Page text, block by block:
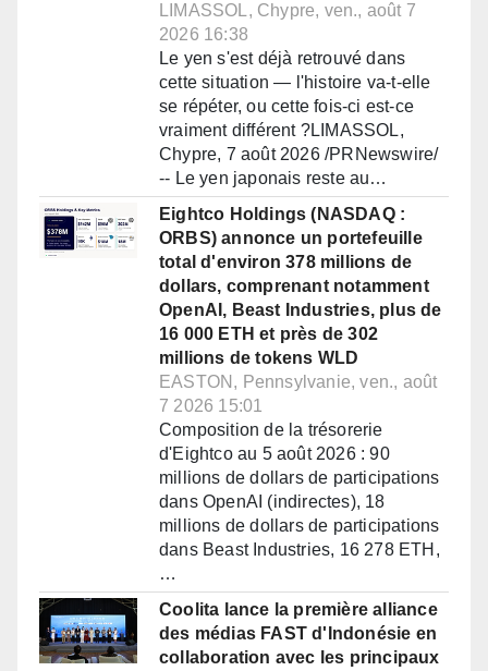
LIMASSOL, Chypre, ven., août 7
2026 16:38
Le yen s'est déjà retrouvé dans
cette situation — l'histoire va-t-elle
se répéter, ou cette fois-ci est-ce
vraiment différent ?LIMASSOL,
Chypre, 7 août 2026 /PRNewswire/
-- Le yen japonais reste au…
Eightco Holdings (NASDAQ :
ORBS) annonce un portefeuille
total d'environ 378 millions de
dollars, comprenant notamment
OpenAI, Beast Industries, plus de
16 000 ETH et près de 302
millions de tokens WLD
EASTON, Pennsylvanie, ven., août
7 2026 15:01
Composition de la trésorerie
d'Eightco au 5 août 2026 : 90
millions de dollars de participations
dans OpenAI (indirectes), 18
millions de dollars de participations
dans Beast Industries, 16 278 ETH,
…
Coolita lance la première alliance
des médias FAST d'Indonésie en
collaboration avec les principaux